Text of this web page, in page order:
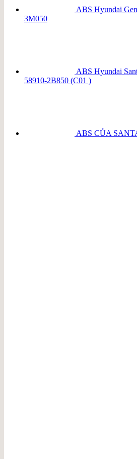
ABS Hyundai
3M050
ABS Hyundai
58910-2B850 (C01 )
ABS CỦA